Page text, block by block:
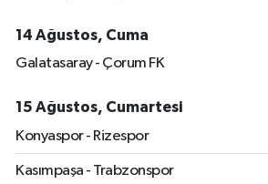
14 Ağustos, Cuma
Galatasaray - Çorum FK
15 Ağustos, Cumartesi
Konyaspor - Rizespor
Kasımpaşa - Trabzonspor